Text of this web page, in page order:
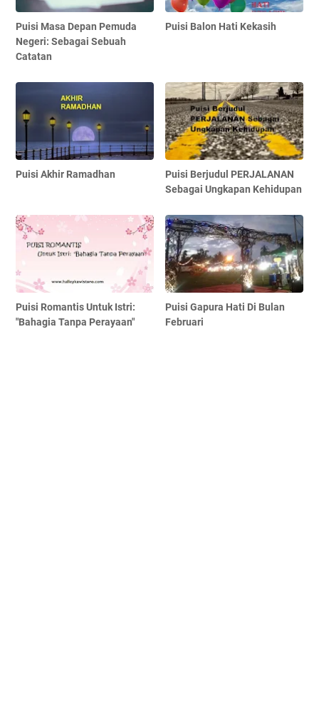
Puisi Masa Depan Pemuda
Negeri: Sebagai Sebuah
Catatan
Puisi Balon Hati Kekasih
Puisi Akhir Ramadhan
Puisi Berjudul PERJALANAN
Sebagai Ungkapan Kehidupan
Puisi Romantis Untuk Istri:
"Bahagia Tanpa Perayaan"
Puisi Gapura Hati Di Bulan
Februari